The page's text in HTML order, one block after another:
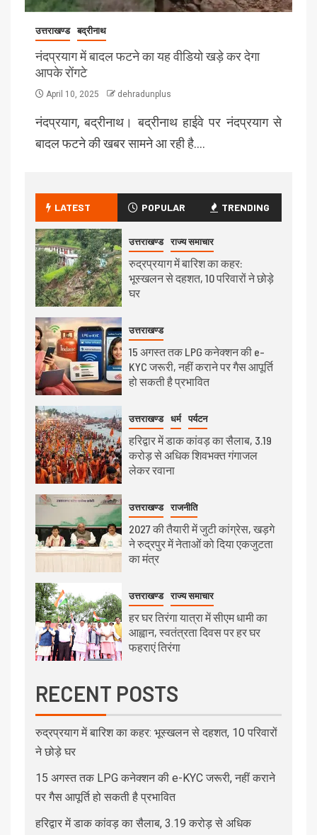
उत्तराखण्ड बद्रीनाथ
नंदप्रयाग में बादल फटने का यह वीडियो खड़े कर देगा
आपके रोंगटे
April 10, 2025 dehradunplus
नंदप्रयाग, बद्रीनाथ। बद्रीनाथ हाईवे पर नंदप्रयाग से
बादल फटने की खबर सामने आ रही है….
LATEST POPULAR TRENDING
उत्तराखण्ड राज्य समाचार
रुद्रप्रयाग में बारिश का कहर:
भूस्खलन से दहशत, 10 परिवारों ने छोड़े
घर
उत्तराखण्ड
15 अगस्त तक LPG कनेक्शन की e-
KYC जरूरी, नहीं कराने पर गैस आपूर्ति
हो सकती है प्रभावित
उत्तराखण्ड धर्म पर्यटन
हरिद्वार में डाक कांवड़ का सैलाब, 3.19
करोड़ से अधिक शिवभक्त गंगाजल
लेकर रवाना
उत्तराखण्ड राजनीति
2027 की तैयारी में जुटी कांग्रेस, खड़गे
ने रुद्रपुर में नेताओं को दिया एकजुटता
का मंत्र
उत्तराखण्ड राज्य समाचार
हर घर तिरंगा यात्रा में सीएम धामी का
आह्वान, स्वतंत्रता दिवस पर हर घर
फहराएं तिरंगा
RECENT POSTS
रुद्रप्रयाग में बारिश का कहर: भूस्खलन से दहशत, 10 परिवारों
ने छोड़े घर
15 अगस्त तक LPG कनेक्शन की e-KYC जरूरी, नहीं कराने
पर गैस आपूर्ति हो सकती है प्रभावित
हरिद्वार में डाक कांवड़ का सैलाब, 3.19 करोड़ से अधिक